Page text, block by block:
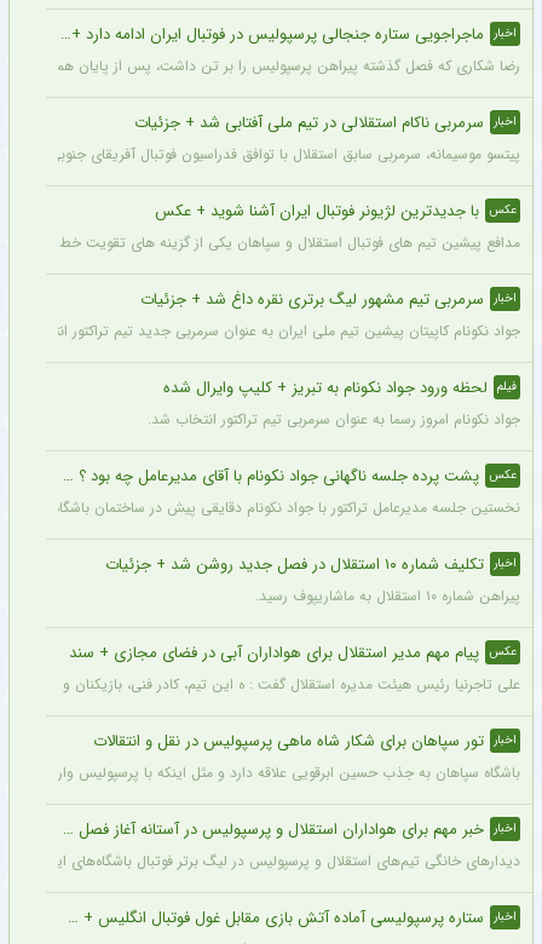
اخبار ماجراجویی ستاره جنجالی پرسپولیس در فوتبال ایران ادامه دارد + جزئیات
رضا شکاری که فصل گذشته پیراهن پرسپولیس را بر تن داشت، پس از پایان همکاری با
اخبار سرمربی ناکام استقلالی در تیم ملی آفتابی شد + جزئیات
پیتسو موسیمانه، سرمربی سابق استقلال با توافق فدراسیون فوتبال آفریقای جنوبی
عکس با جدیدترین لژیونر فوتبال ایران آشنا شوید + عکس
مدافع پیشین تیم های فوتبال استقلال و سپاهان یکی از گزینه های تقویت خط دفاعی
اخبار سرمربی تیم مشهور لیگ برتری نقره داغ شد + جزئیات
جواد نکونام کاپیتان پیشین تیم ملی ایران به عنوان سرمربی جدید تیم تراکتور انتخاب شد.
فیلم لحظه ورود جواد نکونام به تبریز + کلیپ وایرال شده
جواد نکونام امروز رسما به عنوان سرمربی تیم تراکتور انتخاب شد.
عکس پشت پرده جلسه ناگهانی جواد نکونام با آقای مدیرعامل چه بود ؟ + عکس
نخستین جلسه مدیرعامل تراکتور با جواد نکونام دقایقی پیش در ساختمان باشگاه برگزار
اخبار تکلیف شماره ۱۰ استقلال در فصل جدید روشن شد + جزئیات
پیراهن شماره ۱۰ استقلال به ماشاریپوف رسید.
عکس پیام مهم مدیر استقلال برای هواداران آبی در فضای مجازی + سند
علی تاجرنیا رئیس هیئت مدیره استقلال گفت : ه این تیم، کادر فنی، بازیکنان و مسیری
اخبار تور سپاهان برای شکار شاه ماهی پرسپولیس در نقل و انتقالات
باشگاه سپاهان به جذب حسین ابرقویی علاقه دارد و مثل اینکه با پرسپولیس وارد
اخبار خبر مهم برای هواداران استقلال و پرسپولیس در آستانه آغاز فصل جدید
دیدارهای خانگی تیم‌های استقلال و پرسپولیس در لیگ برتر فوتبال باشگاه‌های ایران در
اخبار ستاره پرسپولیسی آماده آتش بازی مقابل غول فوتبال انگلیس + جزئیات